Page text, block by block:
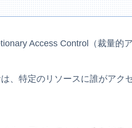
Access Control（裁量的
、特定のリソースに誰がアク